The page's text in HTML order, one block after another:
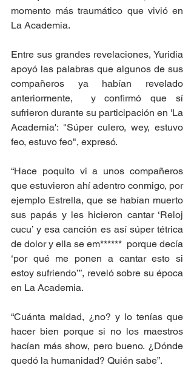
momento más traumático que vivió en
La Academia.
Entre sus grandes revelaciones, Yuridia
apoyó las palabras que algunos de sus
compañeros ya habían revelado
anteriormente,  y confirmó que sí
sufrieron durante su participación en 'La
Academia': "Súper culero, wey, estuvo
feo, estuvo feo", expresó.
“Hace poquito vi a unos compañeros
que estuvieron ahí adentro conmigo, por
ejemplo Estrella, que se habían muerto
sus papás y les hicieron cantar ‘Reloj
cucu’ y esa canción es así súper tétrica
de dolor y ella se em******  porque decía
‘por qué me ponen a cantar esto si
estoy sufriendo’”, reveló sobre su época
en La Academia.
“Cuánta maldad, ¿no? y lo tenías que
hacer bien porque si no los maestros
hacían más show, pero bueno. ¿Dónde
quedó la humanidad? Quién sabe”.